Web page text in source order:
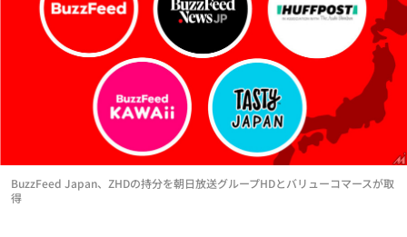
BuzzFeed Japan、ZHDの持分を朝日放送グループHDとバリューコマースが取
得